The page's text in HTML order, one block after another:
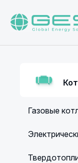
Газовые